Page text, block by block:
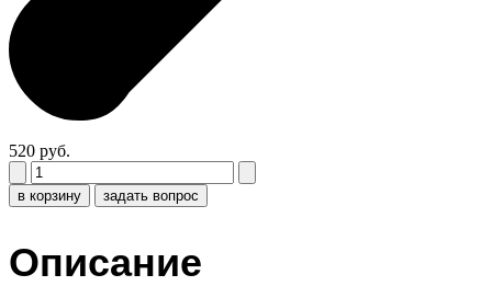
520 руб.
в корзину задать вопрос
Описание